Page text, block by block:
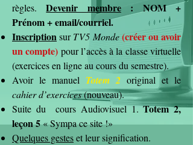
règles.Devenir membre: NOM +
Prénom + email/courriel.
InscriptionsurTV5 Monde (créer ou avoir
un compte) pour l’accès à la classe virtuelle
(exercices en ligne au cours du semestre).
Avoir le manuel Totem 2 original et le
cahier d’exercices(nouveau).
Suite du cours Audiovisuel 1.Totem 2,
leçon 5« Sympa ce site !»
Quelques gesteset leur signification.